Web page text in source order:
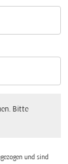
Bitte
und sind